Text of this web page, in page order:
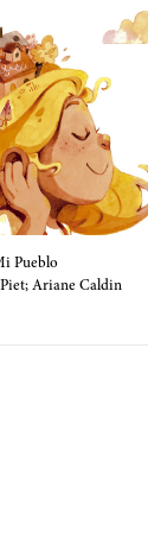
Pueblo
Piet; Ariane Caldin